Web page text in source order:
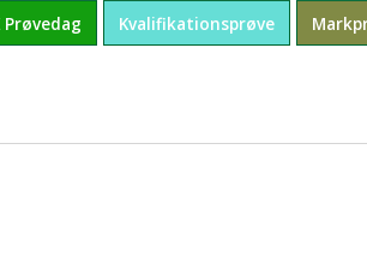
Prøvedag Kvalifikationsprøve